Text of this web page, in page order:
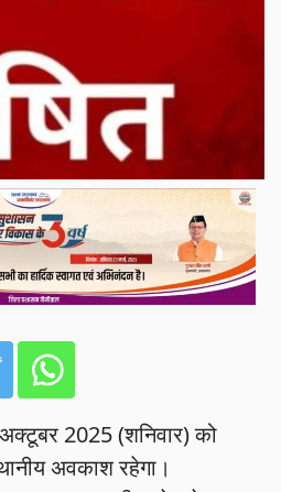
2025 (शनिवार) को
अवकाश रहेगा।